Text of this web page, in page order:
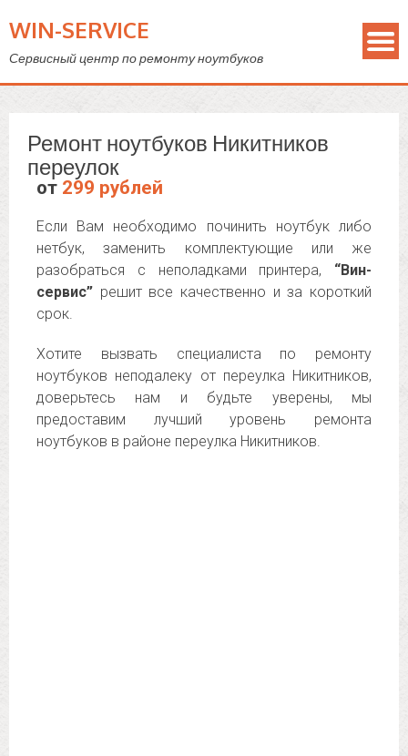
WIN-SERVICE
Сервисный центр по ремонту ноутбуков
Ремонт ноутбуков Никитников
переулок
от 299 рублей
Если Вам необходимо починить ноутбук либо
нетбук, заменить комплектующие или же
разобраться с неполадками принтера, “Вин-
сервис” решит все качественно и за короткий
срок.
Хотите вызвать специалиста по ремонту
ноутбуков неподалеку от переулка Никитников,
доверьтесь нам и будьте уверены, мы
предоставим лучший уровень ремонта
ноутбуков в районе переулка Никитников.